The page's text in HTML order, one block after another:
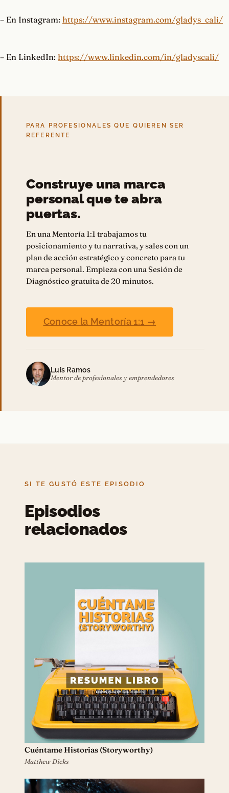
– En Instagram: https://www.instagram.com/gladys_cali/
– En LinkedIn: https://www.linkedin.com/in/gladyscali/
PARA PROFESIONALES QUE QUIEREN SER
REFERENTE
Construye una marca
personal que te abra
puertas.
En una Mentoría 1:1 trabajamos tu
posicionamiento y tu narrativa, y sales con un
plan de acción estratégico y concreto para tu
marca personal. Empieza con una Sesión de
Diagnóstico gratuita de 20 minutos.
Conoce la Mentoría 1:1 →
Luis Ramos
Mentor de profesionales y emprendedores
SI TE GUSTÓ ESTE EPISODIO
Episodios
relacionados
Cuéntame Historias (Storyworthy)
Matthew Dicks